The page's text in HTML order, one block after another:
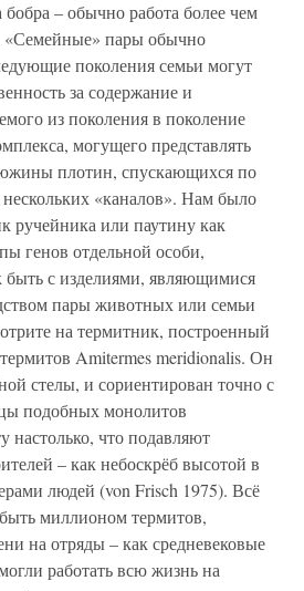
– обычно работа более чем
«Семейные» пары обычно
поколения семьи могут
за содержание и
из поколения в поколение
могущего представлять
плотин, спускающихся по
«каналов». Нам было
ручейника или паутину как
генов отдельной особи,
с изделиями, являющимися
пары животных или семьи
на термитник, построенный
Amitermes meridionalis. Он
стелы, и сориентирован точно с
подобных монолитов
настолько, что подавляют
– как небоскрёб высотой в
людей (von Frisch 1975). Всё
миллионом термитов,
на отряды – как средневековые
работать всю жизнь на